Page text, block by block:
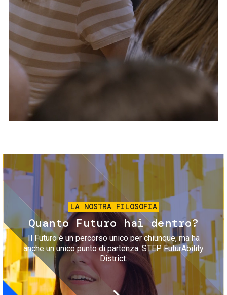
Servizi e accessibilità
Contatti
FAQ
Biglietti
Immagine
LA NOSTRA FILOSOFIA
Quanto Futuro hai dentro?
Il Futuro è un percorso unico per chiunque, ma ha
anche un unico punto di partenza: STEP FuturAbility
District.